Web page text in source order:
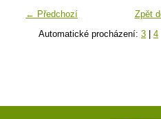
← Předchozí
Zpět
Automatické procházení: 3 | 4